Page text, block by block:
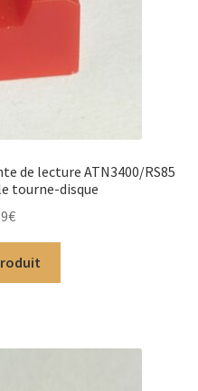
de lecture ATN3400/RS85
tourne-disque
€